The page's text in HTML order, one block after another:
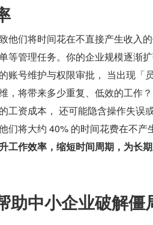
他们将时间花在不直接产生收入
等管理任务。你的企业规模逐渐
账号维护与权限审批， 当出现「
，将带来多少重复、低效的工作
工资成本， 还可能隐含操作失误
将大约 40% 的时间花费在不产
工作效率，缩短时间周期，为长
助中小企业破解僵